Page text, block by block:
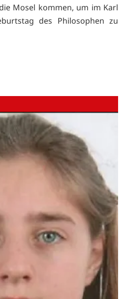
Mosel kommen, um im Karl
des Philosophen zu